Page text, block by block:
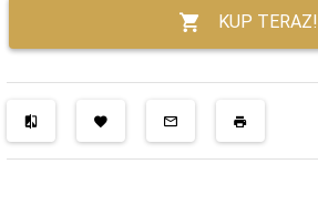
KUP TERAZ!